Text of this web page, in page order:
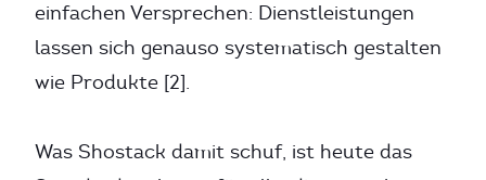
einfachen Versprechen: Dienstleistungen
lassen sich genauso systematisch gestalten
wie Produkte [2].
Was Shostack damit schuf, ist heute das